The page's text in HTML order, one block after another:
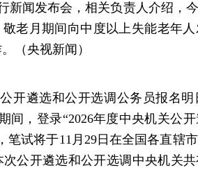
新闻发布会，相关负责人介绍，
敬老月期间向中度以上失能老年
（央视新闻）
开遴选和公开选调公务员报名明
间，登录“2026年度中央机关公
笔试将于11月29日在全国各直辖
公开遴选和公开选调中央机关